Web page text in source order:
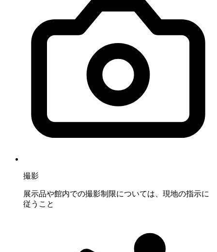
撮影
展示品や館内での撮影制限については、現地の指示に
従うこと